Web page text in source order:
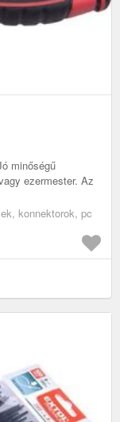
minőségű
ezermester. Az
konnektorok, pc